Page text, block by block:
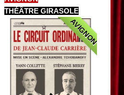
THÉÂTRE GIRASOLE
AVIGNON